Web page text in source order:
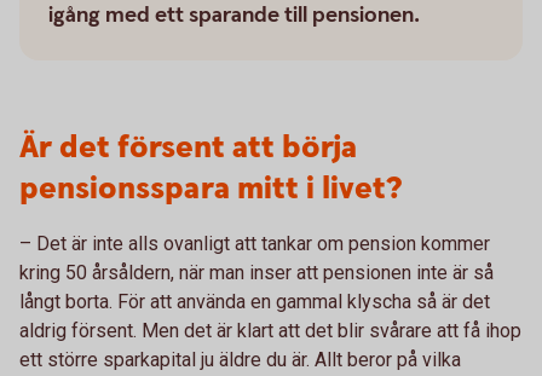
igång med ett sparande till pensionen.
Är det försent att börja
pensionsspara mitt i livet?
– Det är inte alls ovanligt att tankar om pension kommer
kring 50 årsåldern, när man inser att pensionen inte är så
långt borta. För att använda en gammal klyscha så är det
aldrig försent. Men det är klart att det blir svårare att få ihop
ett större sparkapital ju äldre du är. Allt beror på vilka